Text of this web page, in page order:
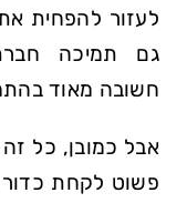
לעזור להפחית
גם תמיכה
חשובה מאוד
אבל כמובן, כל
פשוט לקחת כדור